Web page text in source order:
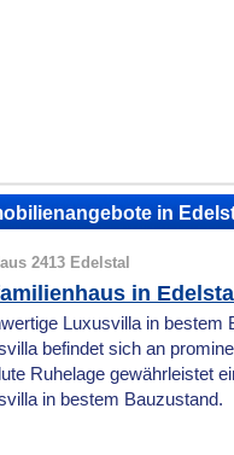
in
2413 Edelstal
in Edelstal
Luxusvilla in bestem
befindet sich an
Ruhelage gewährleistet
in bestem Bauzustand.